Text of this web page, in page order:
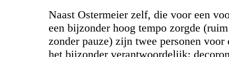
Naast Ostermeier zelf, die voor een
een bijzonder hoog tempo zorgde
zonder pauze) zijn twee personen voor
het bijzonder verantwoordelijk: